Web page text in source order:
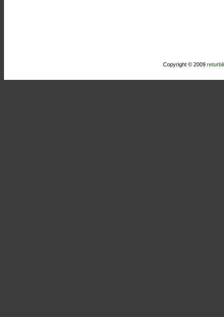
Copyright © 2009